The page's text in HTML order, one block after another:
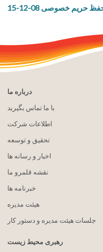
خصوصی 08-12-15
درباره ما
با ما تماس بگیرید
اطلاعات شرکت
تحقیق و توسعه
اخبار و رسانه ها
نقشه قلمرو ما
خبرنامه ها
هيئت مدیره
جلسات هیئت مدیره و دستور کار
رهبری محیط زیست